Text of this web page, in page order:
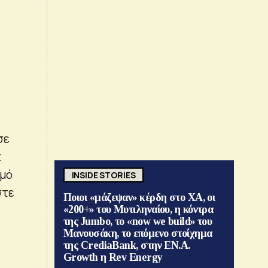
INSIDE STORIES
Ποιοι «μάζεψαν» κέρδη στο ΧΑ, οι
«200+» του Μυτιληναίου, η κόντρα
της Jumbo, το «now we build» του
Μανουσάκη, το επόμενο στοίχημα
της CrediaBank, στην ΕΝ.Α.
Growth η Rev Energy